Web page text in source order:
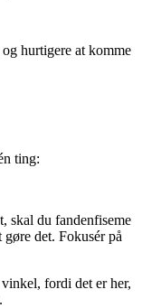
hurtigere at komme
ting:
skal du fandenfiseme
det. Fokusér på
fordi det er her,